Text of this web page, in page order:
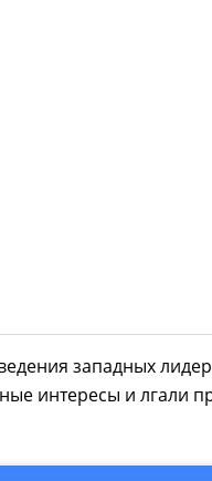
западных
интересы и лгали